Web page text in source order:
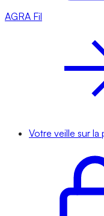
AGRA Fil
Votre veille sur